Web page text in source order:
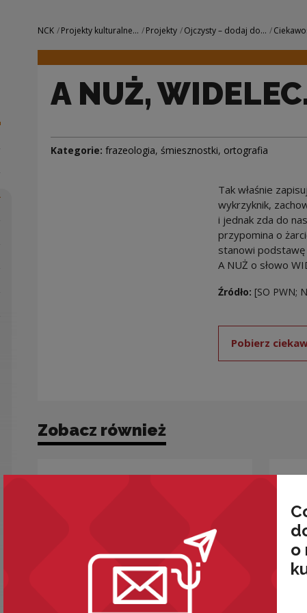
|
Nawigacja
NCK Projekty kulturalne... Projekty Ojczysty – dodaj do...
A NUŻ,
Kategorie: frazeologia, śmiesznostki, ortografia
Tak właśnie
wykrzyknik,
i jednak zda do
przypomina o
stanowi podstawę
A NUŻ o słowo
Źródło: [SO PWN;
Pobierz
Zobacz również
o